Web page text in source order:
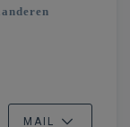
MAIL